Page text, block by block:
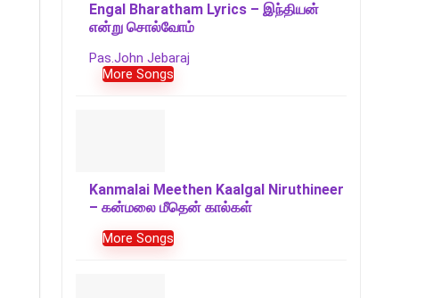
Engal Bharatham Lyrics – இந்தியன்
என்று சொல்வோம்
Pas.John Jebaraj
More Songs
Kanmalai Meethen Kaalgal Niruthineer
– கன்மலை மீதென் கால்கள்
More Songs